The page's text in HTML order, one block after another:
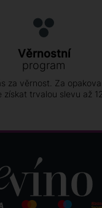
Věrnostní
program
za věrnost. Za
získat trvalou slevu až 12